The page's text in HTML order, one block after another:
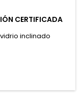
CERTIFICADA
inclinado